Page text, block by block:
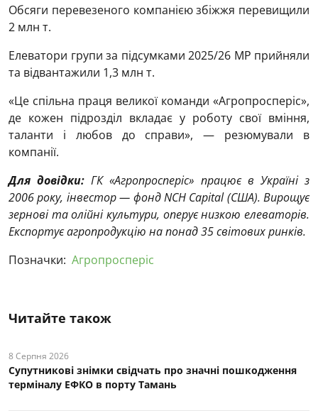
Обсяги перевезеного компанією збіжжя перевищили
2 млн т.
Елеватори групи за підсумками 2025/26 МР прийняли
та відвантажили 1,3 млн т.
«Це спільна праця великої команди «Агропросперіс»,
де кожен підрозділ вкладає у роботу свої вміння,
таланти і любов до справи», — резюмували в
компанії.
Для довідки:ГК «Агропросперіс» працює в Україні з
2006 року, інвестор — фонд NCH Capital (США). Вирощує
зернові та олійні культури, оперує низкою елеваторів.
Експортує агропродукцію на понад 35 світових ринків.
Позначки: Агропросперіс
Читайте також
8 Серпня 2026
Супутникові знімки свідчать про значні пошкодження
терміналу ЕФКО в порту Тамань